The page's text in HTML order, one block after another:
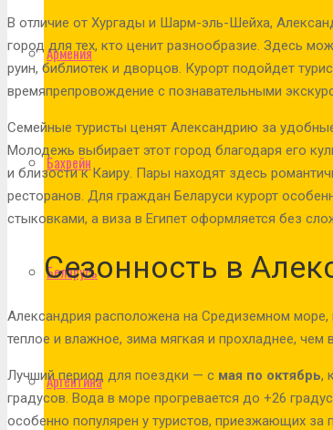
Армения
Бахрейн
Беларусь
Аргентина
В отличие от Хургады и Шарм-эль-Шейха,
город для тех, кто ценит разнообразие. Здесь
руин, библиотек и дворцов. Курорт подойдет
времяпрепровождение с познавательными
Семейные туристы ценят Александрию за
Молодежь выбирает этот город благодаря его
и близости к Каиру. Пары находят здесь
ресторанов. Для граждан Беларуси курорт
стыковками, а виза в Египет оформляется без
Сезонность в
Александрия расположена на Средиземном море,
теплое и влажное, зима мягкая и прохладнее,
Лучший период для поездки — с мая по октябрь,
градусов. Вода в море прогревается до +26
особенно популярен у туристов, приезжающих за